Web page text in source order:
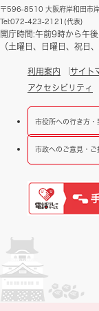
〒596-8510 大阪府岸和田市
Tel:072-423-2121(代表)
開庁時間:午前9時から午
（土曜日、日曜日、祝日
利用案内 サイト
アクセシビリティ
市役所への行き方・
市政へのご意見・ご